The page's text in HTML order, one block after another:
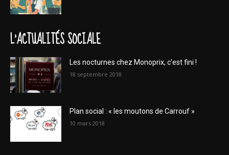
L'ACTUALITÉS SOCIALE
Les nocturnes chez Monoprix, c’est fini !
18 septembre 2018
Plan social : « les moutons de Carrouf »
10 mars 2018